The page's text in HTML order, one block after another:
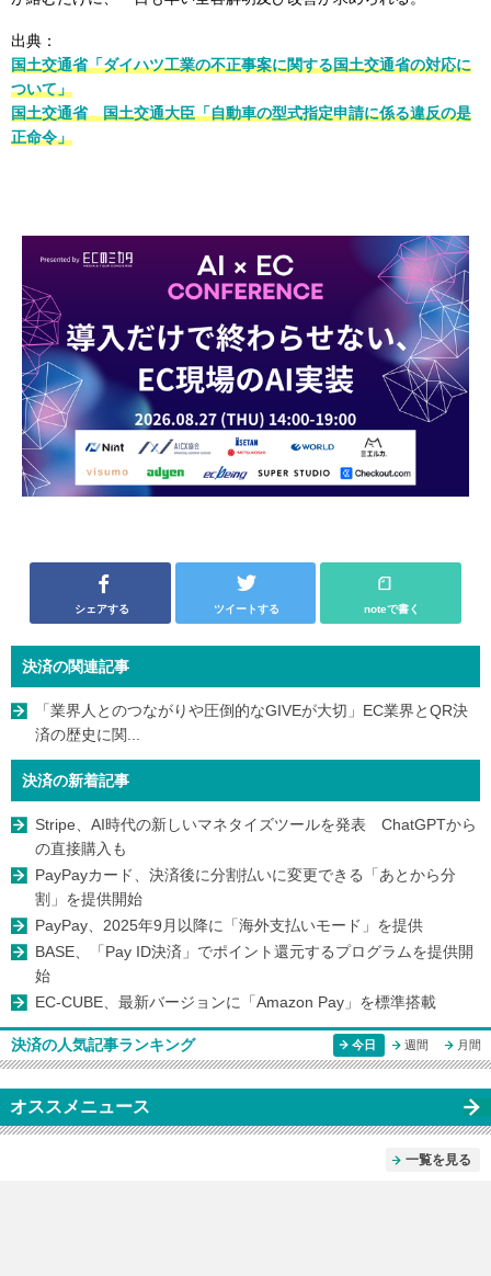
出典：
国土交通省「ダイハツ工業の不正事案に関する国土交通省の対応に
ついて」
国土交通省 国土交通大臣「自動車の型式指定申請に係る違反の是
正命令」
シェアする ツイートする noteで書く
決済の関連記事
「業界人とのつながりや圧倒的なGIVEが大切」EC業界とQR決
済の歴史に関...
決済の新着記事
Stripe、AI時代の新しいマネタイズツールを発表 ChatGPTから
の直接購入も
PayPayカード、決済後に分割払いに変更できる「あとから分
割」を提供開始
PayPay、2025年9月以降に「海外支払いモード」を提供
BASE、「Pay ID決済」でポイント還元するプログラムを提供開
始
EC-CUBE、最新バージョンに「Amazon Pay」を標準搭載
決済の人気記事ランキング 今日 週間 月間
オススメニュース
一覧を見る